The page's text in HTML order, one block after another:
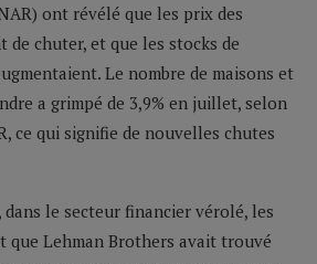
ont révélé que les prix des
de chuter, et que les stocks de
Le nombre de maisons et
a grimpé de 3,9% en juillet, selon
ce qui signifie de nouvelles chutes
dans le secteur financier vérolé, les
que Lehman Brothers avait trouvé